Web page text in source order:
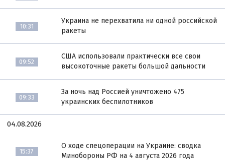
10:31
Украина не перехватила ни одной российской
ракеты
09:52
США использовали практически все свои
высокоточные ракеты большой дальности
09:33
За ночь над Россией уничтожено 475
украинских беспилотников
04.08.2026
15:37
О ходе спецоперации на Украине: сводка
Минобороны РФ на 4 августа 2026 года